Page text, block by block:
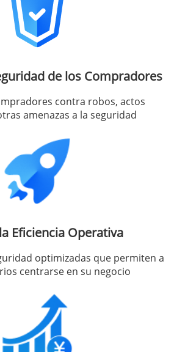
de los Compradores
contra robos, actos
amenazas a la seguridad
Eficiencia Operativa
optimizadas que permiten a
centrarse en su negocio